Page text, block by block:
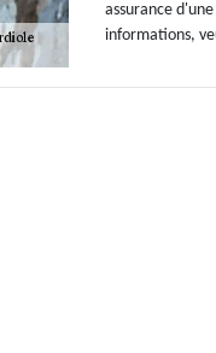
assurance
informations,